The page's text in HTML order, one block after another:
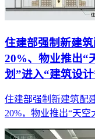
住建部强制新建
20%、物业推出“
划”进入“建筑设
住建部强制新建筑配
20%，物业推出“天